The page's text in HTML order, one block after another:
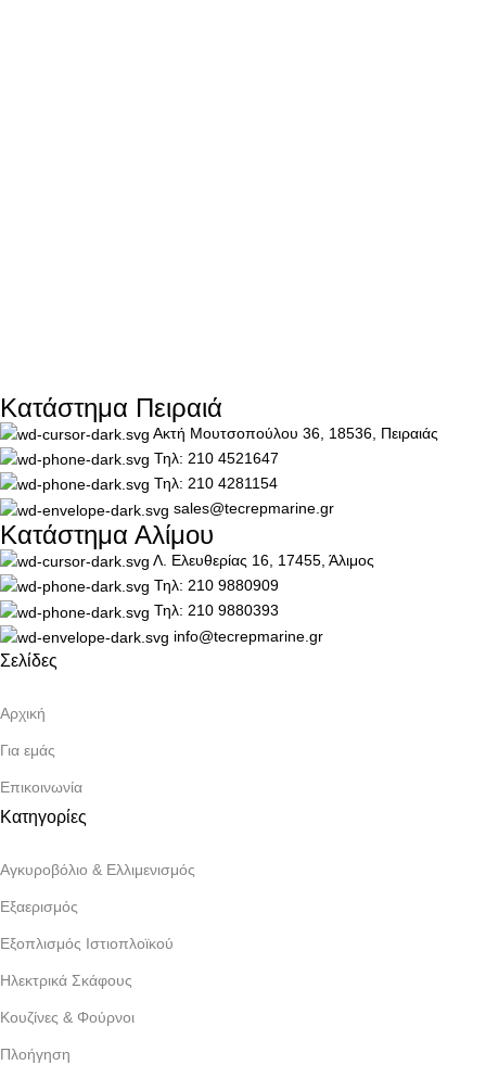
Κατάστημα Πειραιά
Ακτή Μουτσοπούλου 36, 18536, Πειραιάς
Τηλ: 210 4521647
Τηλ: 210 4281154
sales@tecrepmarine.gr
Κατάστημα Αλίμου
Λ. Ελευθερίας 16, 17455, Άλιμος
Τηλ: 210 9880909
Τηλ: 210 9880393
info@tecrepmarine.gr
Σελίδες
Αρχική
Για εμάς
Επικοινωνία
Κατηγορίες
Αγκυροβόλιο & Ελλιμενισμός
Εξαερισμός
Εξοπλισμός Ιστιοπλοϊκού
Ηλεκτρικά Σκάφους
Κουζίνες & Φούρνοι
Πλοήγηση